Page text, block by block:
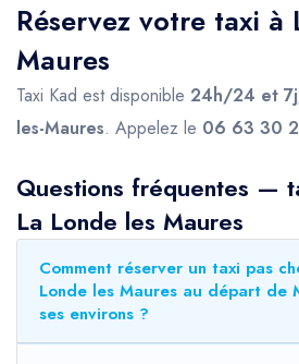
Réservez votre taxi à
Maures
Taxi Kad est disponible 24h/24 et
les-Maures. Appelez le 06 63 30
Questions fréquentes —
La Londe les Maures
Comment réserver un taxi pas
Londe les Maures au départ de
ses environs ?